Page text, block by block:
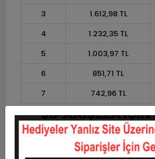
3
1.612,98 TL
4
1.232,35 TL
5
1.003,97 TL
6
851,71 TL
7
742,96 TL
8
661,40 TL
9
597,96 TL
547,21 TL